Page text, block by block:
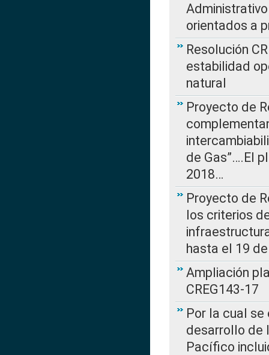
orientados a
Resolución
estabilidad
natural
Proyecto de
de Gas”….El
2018…
Proyecto de
los criterios
hasta el 19
Ampliación
CREG143-17
Por la cual
desarrollo de
Pacífico